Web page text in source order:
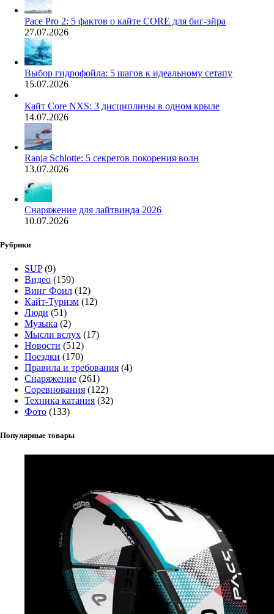
Pace Pro 2: 5 фактов о кайте CORE для биг-эйра
27.07.2026
Выбор гидрофойла: 5 шагов к идеальному сетапу
15.07.2026
Кайт Core NXS: 3 дисциплины в одном крыле
14.07.2026
Ranja Schlotte: 5 секретов покорения волн
13.07.2026
Снаряжение для лайтвинда 2026
10.07.2026
Рубрики
SUP(9)
Видео (159)
Винг Фоил (12)
Кайт-Туризм (12)
Люди (51)
Музыка (2)
Мысли вслух (17)
Новости (512)
Поездки (170)
Правила и требования (4)
Снаряжение (261)
Соревнования (122)
Техника катания (32)
Фото (133)
Популярные товары